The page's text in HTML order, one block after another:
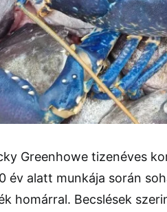
Greenhowe tizenéves
év alatt munkája során
homárral. Becslések